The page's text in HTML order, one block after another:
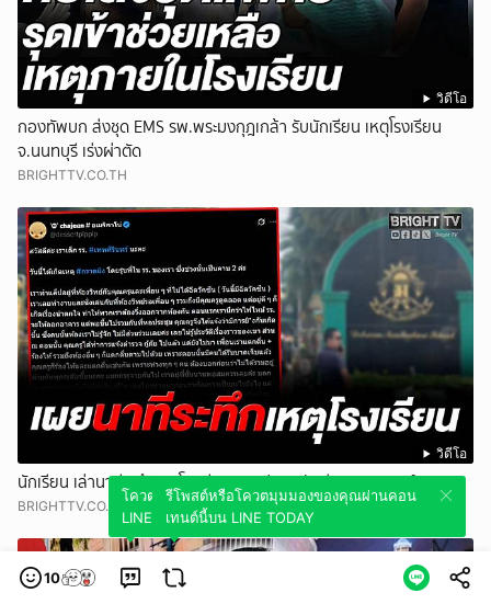
วิดีโอ
กองทัพบก ส่งชุด EMS รพ.พระมงกุฎเกล้า รับนักเรียน เหตุโรงเรียน
จ.นนทบุรี เร่งผ่าตัด
BRIGHTTV.CO.TH
วิดีโอ
นักเรียน เล่านาทีระทึกเหตุโรงเรียน เผยปลอดภัยดี วอนหยุดแชร์ภาพ
BRIGHTTV.CO.TH
10
โควตมุมมองของคุณผ่านคอนเทนต์นี้บน
LINE TODAY
รีโพสต์หรือโควตมุมมองของคุณผ่านคอน
เทนต์นี้บน LINE TODAY